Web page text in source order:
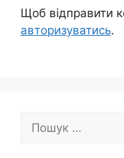
Щоб відправити
авторизуватись.